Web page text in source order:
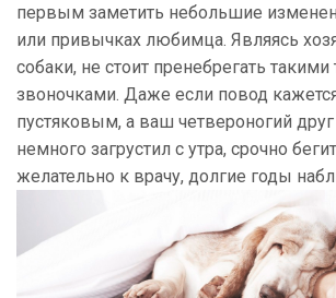
первым заметить небольшие
или привычках любимца. Являясь
собаки, не стоит пренебрегать
звоночками. Даже если повод
пустяковым, а ваш четвероногий
немного загрустил с утра, срочно
желательно к врачу, долгие годы